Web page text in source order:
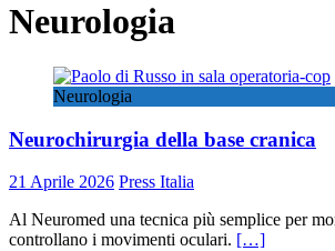
Neurologia
Neurologia
Neurochirurgia della base cranica
21 Aprile 2026 Press Italia
Al Neuromed una tecnica più semplice per
controllano i movimenti oculari. […]